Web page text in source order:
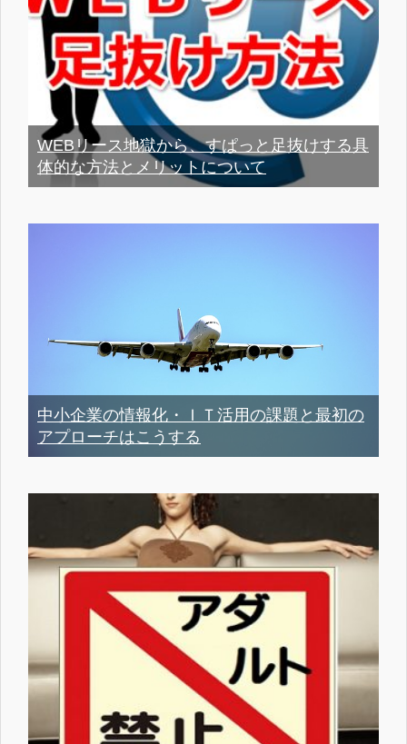
WEBリース地獄から、すぱっと足抜けする具
体的な方法とメリットについて
中小企業の情報化・ＩＴ活用の課題と最初の
アプローチはこうする